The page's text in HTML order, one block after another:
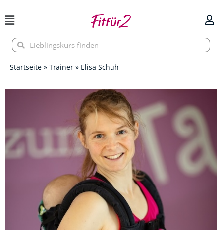
Inhalt
springen
SucheSuche
Startseite » Trainer » Elisa Schuh